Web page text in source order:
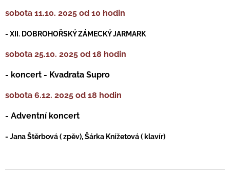
sobota 11.10. 2025 od 10 hodin
- XII. DOBROHOŘSKÝ ZÁMECKÝ JARMARK
sobota 25.10. 2025 od 18 hodin
- koncert - Kvadrata Supro
sobota 6.12. 2025 od 18 hodin
- Adventní koncert
- Jana Štěrbová ( zpěv), Šárka Knížetová ( klavír)